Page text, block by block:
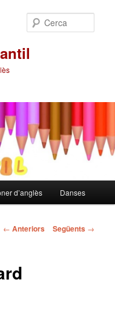
d’anglès Danses
Navegació
← Anteriors Següents →